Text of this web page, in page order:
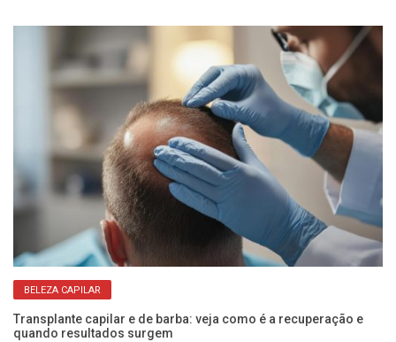
BELEZA CAPILAR
Transplante capilar e de barba: veja como é a recuperação e
quando resultados surgem